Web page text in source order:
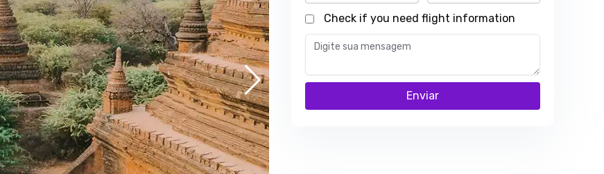
Check if you need flight information
Enviar